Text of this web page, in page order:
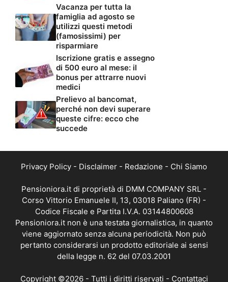
Vacanza per tutta la
famiglia ad agosto se
utilizzi questi metodi
(famosissimi) per
risparmiare
Iscrizione gratis e assegno
di 500 euro al mese: il
bonus per attrarre nuovi
medici
Prelievo al bancomat,
perché non devi superare
queste cifre: ecco che
succede
Privacy Policy - Disclaimer - Redazione - Chi Siamo
Pensioniora.it di proprietà di DMM COMPANY SRL -
Corso Vittorio Emanuele II, 13, 03018 Paliano (FR) -
Codice Fiscale e Partita I.V.A. 03144800608
Pensioniora.it non è una testata giornalistica, in quanto
viene aggiornato senza alcuna periodicità. Non può
pertanto considerarsi un prodotto editoriale ai sensi
della legge n. 62 del 07.03.2001
Copyright ©2026 - Tutti i diritti riservati - Contattaci